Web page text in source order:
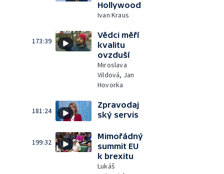
Hollywood
Ivan Kraus
173:39
Vědci měří
kvalitu
ovzduší
Miroslava
Vildová, Jan
Hovorka
181:24
Zpravodaj
ský servis
199:32
Mimořádný
summit EU
k brexitu
Lukáš